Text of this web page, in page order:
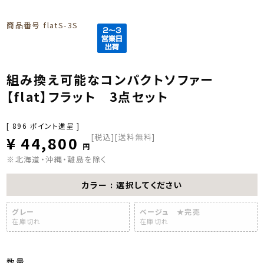
商品番号 flatS-3S
組み換え可能なコンパクトソファー
【flat】フラット 3点セット
[ 896 ポイント進呈 ]
¥ 44,800 税込 [送料無料]
※北海道・沖縄・離島を除く
カラー 選択してください
グレー
在庫切れ
ベージュ ★完売
在庫切れ